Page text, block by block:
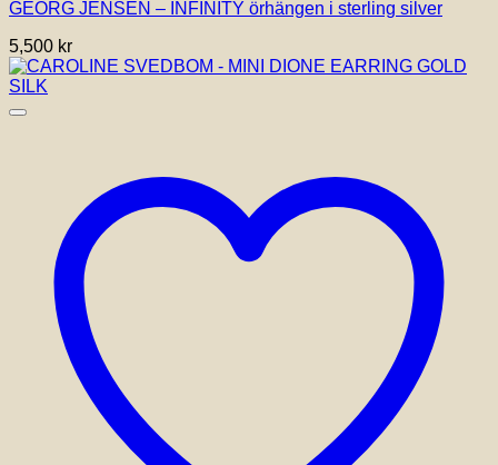
GEORG JENSEN – INFINITY örhängen i sterling silver
5,500 kr